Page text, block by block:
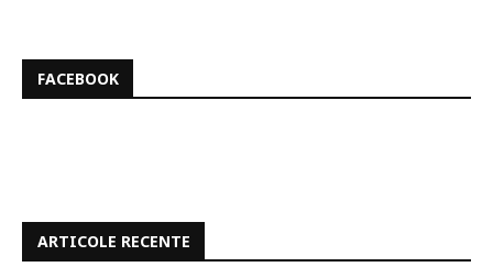
FACEBOOK
ARTICOLE RECENTE